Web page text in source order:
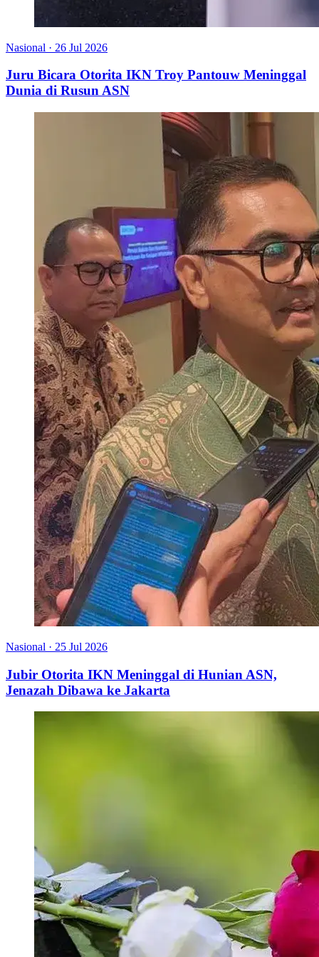
Nasional · 26 Jul 2026
Juru Bicara Otorita IKN Troy Pantouw Meninggal
Dunia di Rusun ASN
Nasional · 25 Jul 2026
Jubir Otorita IKN Meninggal di Hunian ASN,
Jenazah Dibawa ke Jakarta